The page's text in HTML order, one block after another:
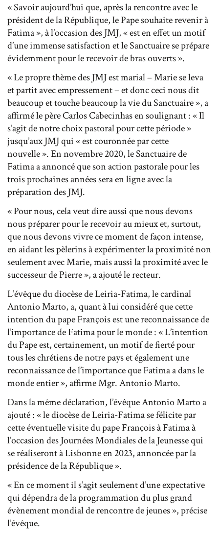
« Savoir aujourd’hui que, après la rencontre avec le
président de la République, le Pape souhaite revenir à
Fatima », à l’occasion des JMJ, « est en effet un motif
d’une immense satisfaction et le Sanctuaire se prépare
évidemment pour le recevoir de bras ouverts ».
« Le propre thème des JMJ est marial – Marie se leva
et partit avec empressement – et donc ceci nous dit
beaucoup et touche beaucoup la vie du Sanctuaire », a
affirmé le père Carlos Cabecinhas en soulignant : « Il
s’agit de notre choix pastoral pour cette période »
jusqu’aux JMJ qui « est couronnée par cette
nouvelle ». En novembre 2020, le Sanctuaire de
Fatima a annoncé que son action pastorale pour les
trois prochaines années sera en ligne avec la
préparation des JMJ.
« Pour nous, cela veut dire aussi que nous devons
nous préparer pour le recevoir au mieux et, surtout,
que nous devons vivre ce moment de façon intense,
en aidant les pèlerins à expérimenter la proximité non
seulement avec Marie, mais aussi la proximité avec le
successeur de Pierre », a ajouté le recteur.
L’évêque du diocèse de Leiria-Fatima, le cardinal
Antonio Marto, a, quant à lui considéré que cette
intention du pape François est une reconnaissance de
l’importance de Fatima pour le monde : « L’intention
du Pape est, certainement, un motif de fierté pour
tous les chrétiens de notre pays et également une
reconnaissance de l’importance que Fatima a dans le
monde entier », affirme Mgr. Antonio Marto.
Dans la même déclaration, l’évêque Antonio Marto a
ajouté : « le diocèse de Leiria-Fatima se félicite par
cette éventuelle visite du pape François à Fatima à
l’occasion des Journées Mondiales de la Jeunesse qui
se réaliseront à Lisbonne en 2023, annoncée par la
présidence de la République ».
« En ce moment il s’agit seulement d’une expectative
qui dépendra de la programmation du plus grand
évènement mondial de rencontre de jeunes », précise
l’évêque.